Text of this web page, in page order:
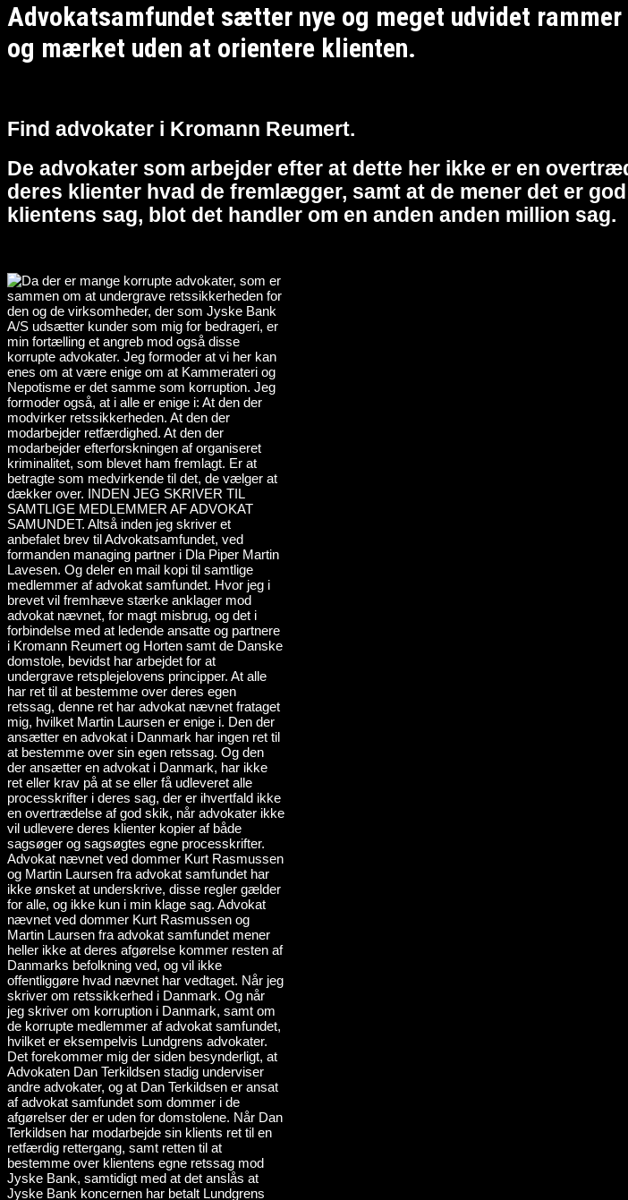
Advokatsamfundet sætter nye og meget udvidet
og mærket uden at orientere klienten.
Find advokater i Kromann Reumert.
De advokater som arbejder efter at dette her ikke er en
deres klienter hvad de fremlægger, samt at de mener det er
klientens sag, blot det handler om en anden anden million sag.